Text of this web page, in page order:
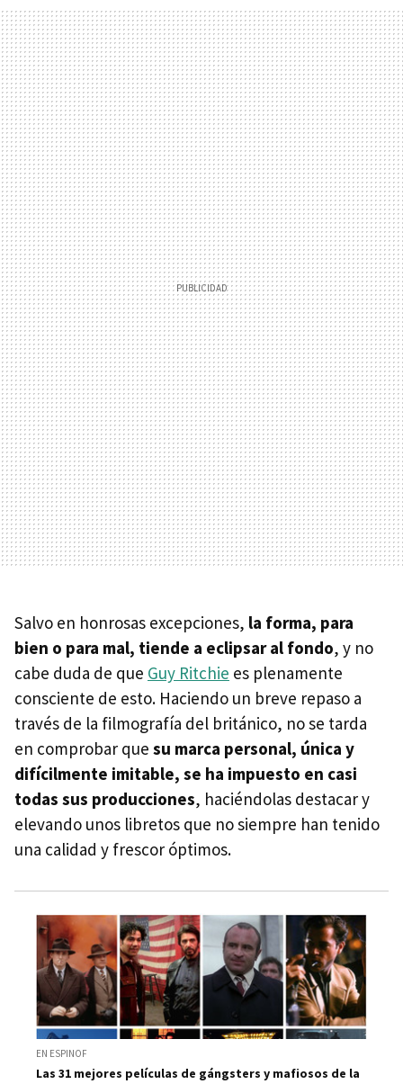
Salvo en honrosas excepciones, la forma, para
bien o para mal, tiende a eclipsar al fondo, y no
cabe duda de que Guy Ritchie es plenamente
consciente de esto. Haciendo un breve repaso a
través de la filmografía del británico, no se tarda
en comprobar que su marca personal, única y
difícilmente imitable, se ha impuesto en casi
todas sus producciones, haciéndolas destacar y
elevando unos libretos que no siempre han tenido
una calidad y frescor óptimos.
EN ESPINOF
Las 31 mejores películas de gángsters y mafiosos de la